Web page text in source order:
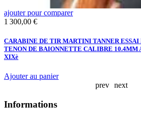
ajouter pour comparer
Prix
1 300,00 €
CARABINE DE TIR MARTINI TANNER
TENON DE BAIONNETTE CALIBRE 10.4MM
XIXè
Ajouter au panier
prev
next
Informations